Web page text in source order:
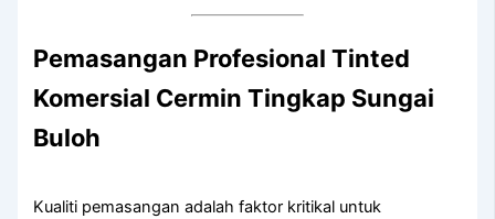
Pemasangan Profesional Tinted
Komersial Cermin Tingkap Sungai
Buloh
Kualiti pemasangan adalah faktor kritikal untuk